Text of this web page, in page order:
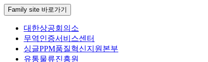
Family site 바로가기
대한상공회의소
무역인증서비스센터
싱글PPM품질혁신지원본부
유통물류진흥원